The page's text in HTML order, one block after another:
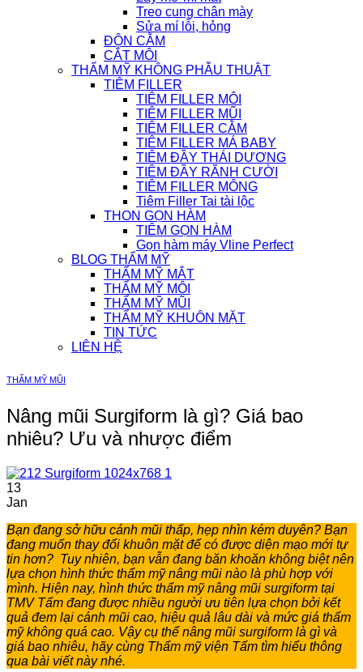
Treo cung chân mày
Sửa mí lỗi, hỏng
ĐỘN CẰM
CẮT MÔI
THẨM MỸ KHÔNG PHẪU THUẬT
TIÊM FILLER
TIÊM FILLER MÔI
TIÊM FILLER MŨI
TIÊM FILLER CẰM
TIÊM FILLER MÁ BABY
TIÊM ĐẦY THÁI DƯƠNG
TIÊM ĐẦY RÃNH CƯỜI
TIÊM FILLER MÔNG
Tiêm Filler Tai tài lộc
THON GỌN HÀM
TIÊM GỌN HÀM
Gọn hàm máy Vline Perfect
BLOG THẨM MỸ
THẨM MỸ MẮT
THẨM MỸ MÔI
THẨM MỸ MŨI
THẨM MỸ KHUÔN MẶT
TIN TỨC
LIÊN HỆ
THẨM MỸ MŨI
Nâng mũi Surgiform là gì? Giá bao
nhiêu? Ưu và nhược điểm
13
Jan
Bạn đang sở hữu cánh mũi thấp, hẹp nhìn kém duyên? Bạn
đang muốn thay đổi khuôn mặt để có được diện mạo mới tự
tin hơn? Tuy nhiên, bạn vẫn đang băn khoăn không biệt nên
lựa chọn hình thức thẩm mỹ nâng mũi nào là phù hợp với
mình. Hiện nay, hình thức thẩm mỹ nâng mũi surgiform tại
TMV Tấm đang được nhiều người ưu tiên lựa chọn bởi kết
quả đem lại cánh mũi cao, hiệu quả lâu dài và mức giá thẩm
mỹ không quá cao. Vậy cụ thể nâng mũi surgiform là gì và
giá bao nhiêu, hãy cùng Thẩm mỹ viện Tấm tìm hiểu thông
qua bài viết này nhé.